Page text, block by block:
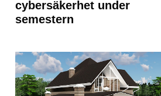
cybersäkerhet under
semestern